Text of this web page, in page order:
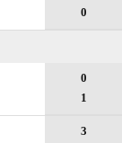
0
0
1
3